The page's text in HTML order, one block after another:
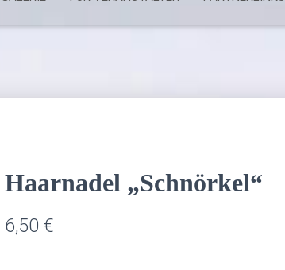
Haarnadel „Schnörkel“
6,50 €